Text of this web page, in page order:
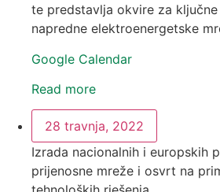
te predstavlja okvire za
napredne elektroenergetske
Google Calendar
Read more
28 travnja, 2022
Izrada nacionalnih i europskih
prijenosne mreže i osvrt na